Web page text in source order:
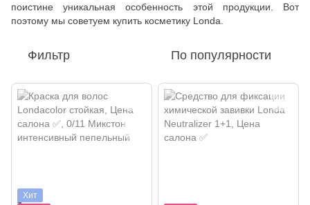
поистине уникальная особенность этой продукции. Вот
поэтому мы советуем купить косметику Londa.
Фильтр По популярности
Хит